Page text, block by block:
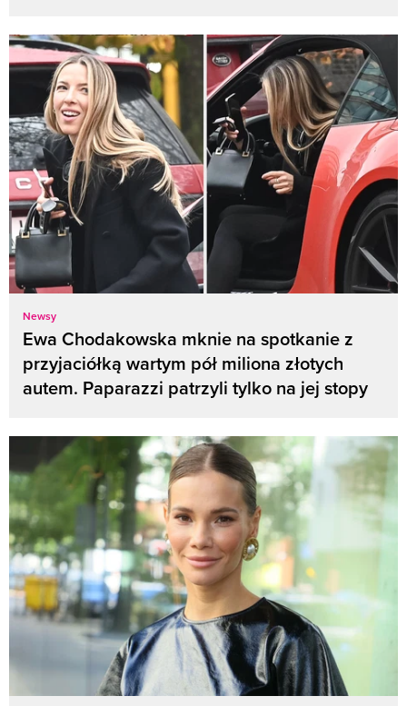
Newsy
Ewa Chodakowska mknie na spotkanie z
przyjaciółką wartym pół miliona złotych
autem. Paparazzi patrzyli tylko na jej stopy